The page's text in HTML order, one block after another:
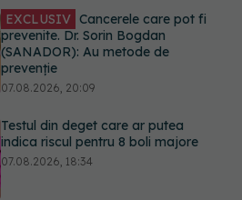
Testul din deget care ar putea
indica riscul pentru 8 boli majore
07.08.2026, 18:34
Dieta care poate crește brusc
colesterolul. Cine este mai expus
07.08.2026, 17:22